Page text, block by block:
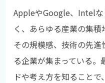
AppleやGoogle、Intel
く、あらゆる産業の集積
その規模感、技術の先
る企業が集まっている。
ドや考え方を知ること